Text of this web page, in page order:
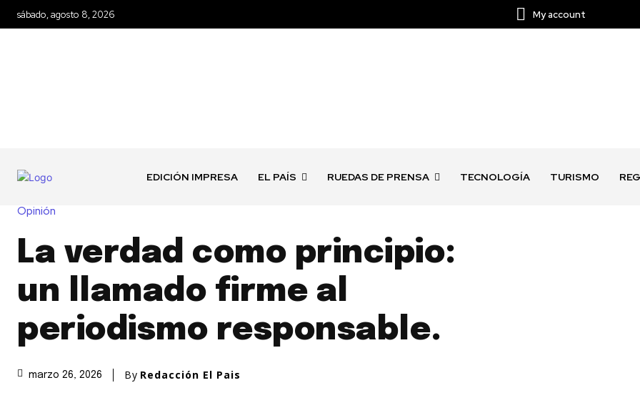
sábado, agosto 8, 2026 My account
EDICIÓN IMPRESA EL PAÍS RUEDAS DE PRENSA TECNOLOGÍA TURISMO
Opinión
La verdad como principio:
un llamado firme al
periodismo responsable.
marzo 26, 2026 By Redacción El Pais